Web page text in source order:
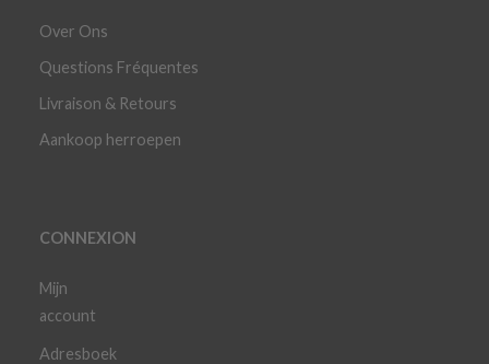
Over Ons
Questions Fréquentes
Livraison & Retours
Aankoop herroepen
CONNEXION
Mijn
account
Adresboek